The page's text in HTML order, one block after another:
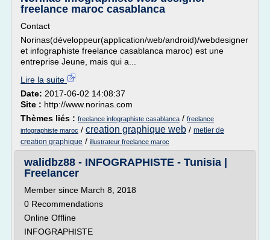
freelance maroc casablanca
Contact
Norinas(développeur(application/web/android)/webdesigner
et infographiste freelance casablanca maroc) est une
entreprise Jeune, mais qui a...
Lire la suite
Date: 2017-06-02 14:08:37
Site : http://www.norinas.com
Thèmes liés : freelance infographiste casablanca / freelance
infographiste maroc / creation graphique web / metier de
creation graphique / illustrateur freelance maroc
walidbz88 - INFOGRAPHISTE - Tunisia |
Freelancer
Member since March 8, 2018
0 Recommendations
Online Offline
INFOGRAPHISTE